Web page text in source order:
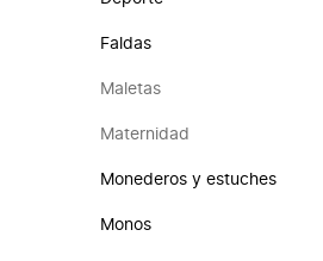
Faldas
Maletas
Maternidad
Monederos y estuches
Monos